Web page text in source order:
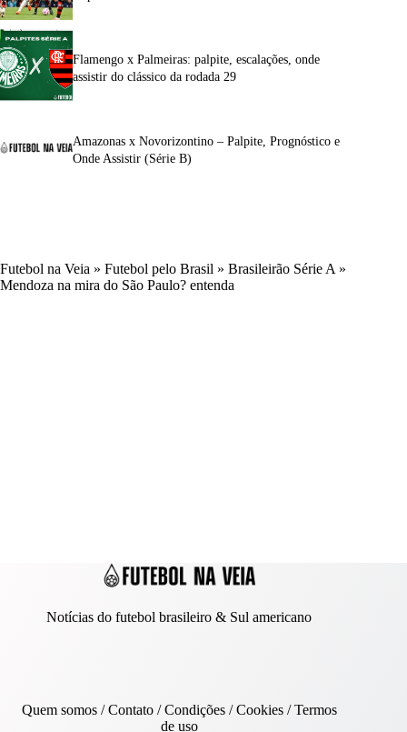
Flamengo x Palmeiras: palpite, escalações, onde
assistir do clássico da rodada 29
Amazonas x Novorizontino – Palpite, Prognóstico e
Onde Assistir (Série B)
Futebol na Veia » Futebol pelo Brasil » Brasileirão Série A »
Mendoza na mira do São Paulo? entenda
Notícias do futebol brasileiro & Sul americano
Quem somos/Contato/ Condições /Cookies/Termos
de uso